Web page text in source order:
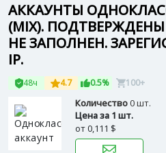
АККАУНТЫ
(MIX).
НЕ ЗАПОЛНЕН.
IP.
48ч 4.7 0.5% 100+
Количество0 шт.
Цена за 1 шт.
от0,111 $